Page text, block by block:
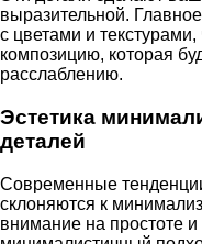
выразительной.
с цветами и
композицию, которая
расслаблению.
Эстетика
деталей
Современные
склоняются к
внимание на простоте